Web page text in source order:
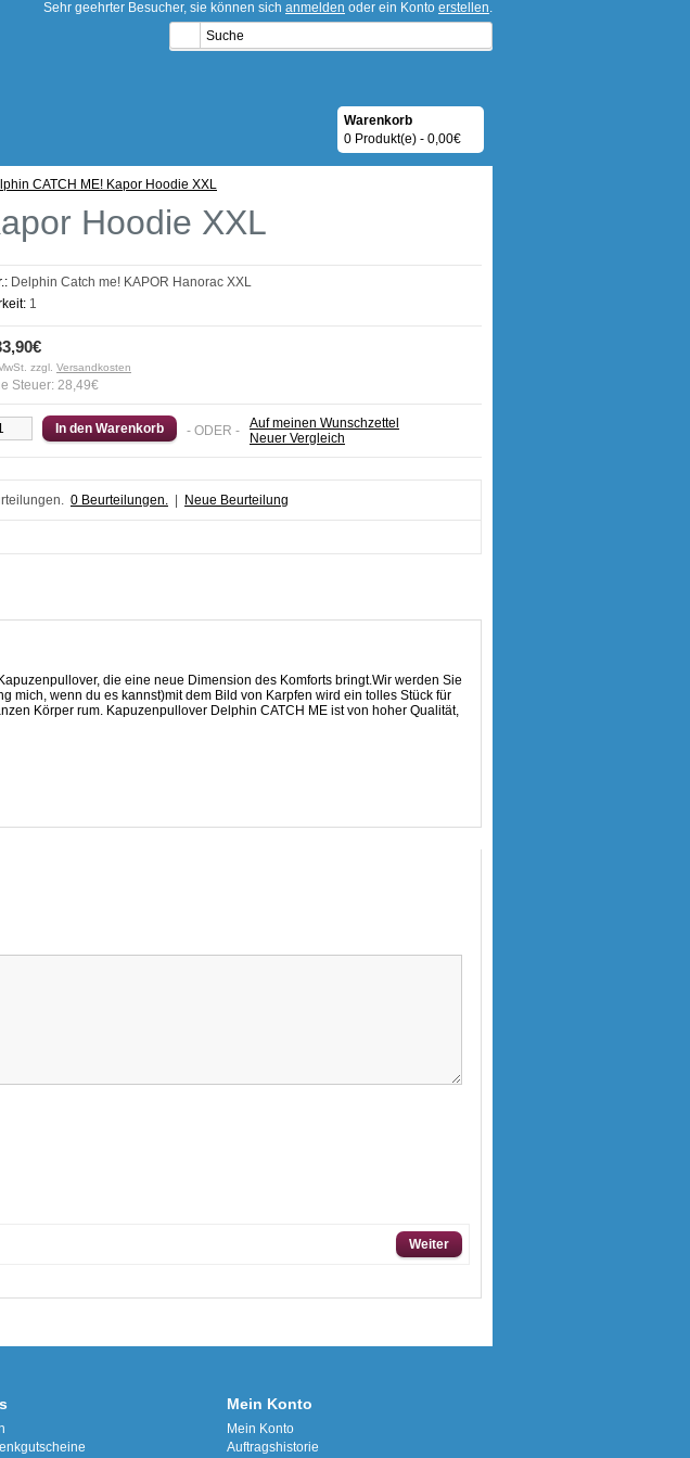
Warenkorb
0 Produkt(e) - 0,00€
Sehr geehrter Besucher, sie können sich anmelden oder ein Konto erstellen.
CATCH ME! Kapor Hoodie XXL
Hoodie XXL
Delphin Catch me! KAPOR Hanorac XXL
1
zzgl. Versandkosten
Steuer: 28,49€
- ODER - Auf meinen Wunschzettel
Neuer Vergleich
0 Beurteilungen. Neue Beurteilung
die eine neue Dimension des Komforts bringt.Wir werden Sie
mich, wenn du es kannst)mit dem Bild von Karpfen wird ein tolles Stück für
Körper rum. Kapuzenpullover Delphin CATCH ME ist von hoher Qualität,
Weiter
Mein Konto
Mein Konto
Auftragshistorie